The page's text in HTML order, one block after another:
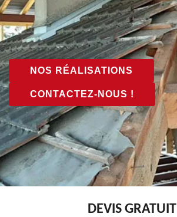
NOS RÉALISATIONS
CONTACTEZ-NOUS !
DEVIS GRATUIT